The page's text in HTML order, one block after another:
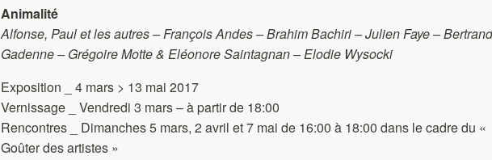
Animalité
Alfonse, Paul et les autres – François Andes – Brahim Bachiri – Julien Faye – Bertrand
Gadenne – Grégoire Motte & Eléonore Saintagnan – Elodie Wysocki
Exposition _ 4 mars > 13 mai 2017
Vernissage _ Vendredi 3 mars – à partir de 18:00
Rencontres _ Dimanches 5 mars, 2 avril et 7 mai de 16:00 à 18:00 dans le cadre du «
Goûter des artistes »